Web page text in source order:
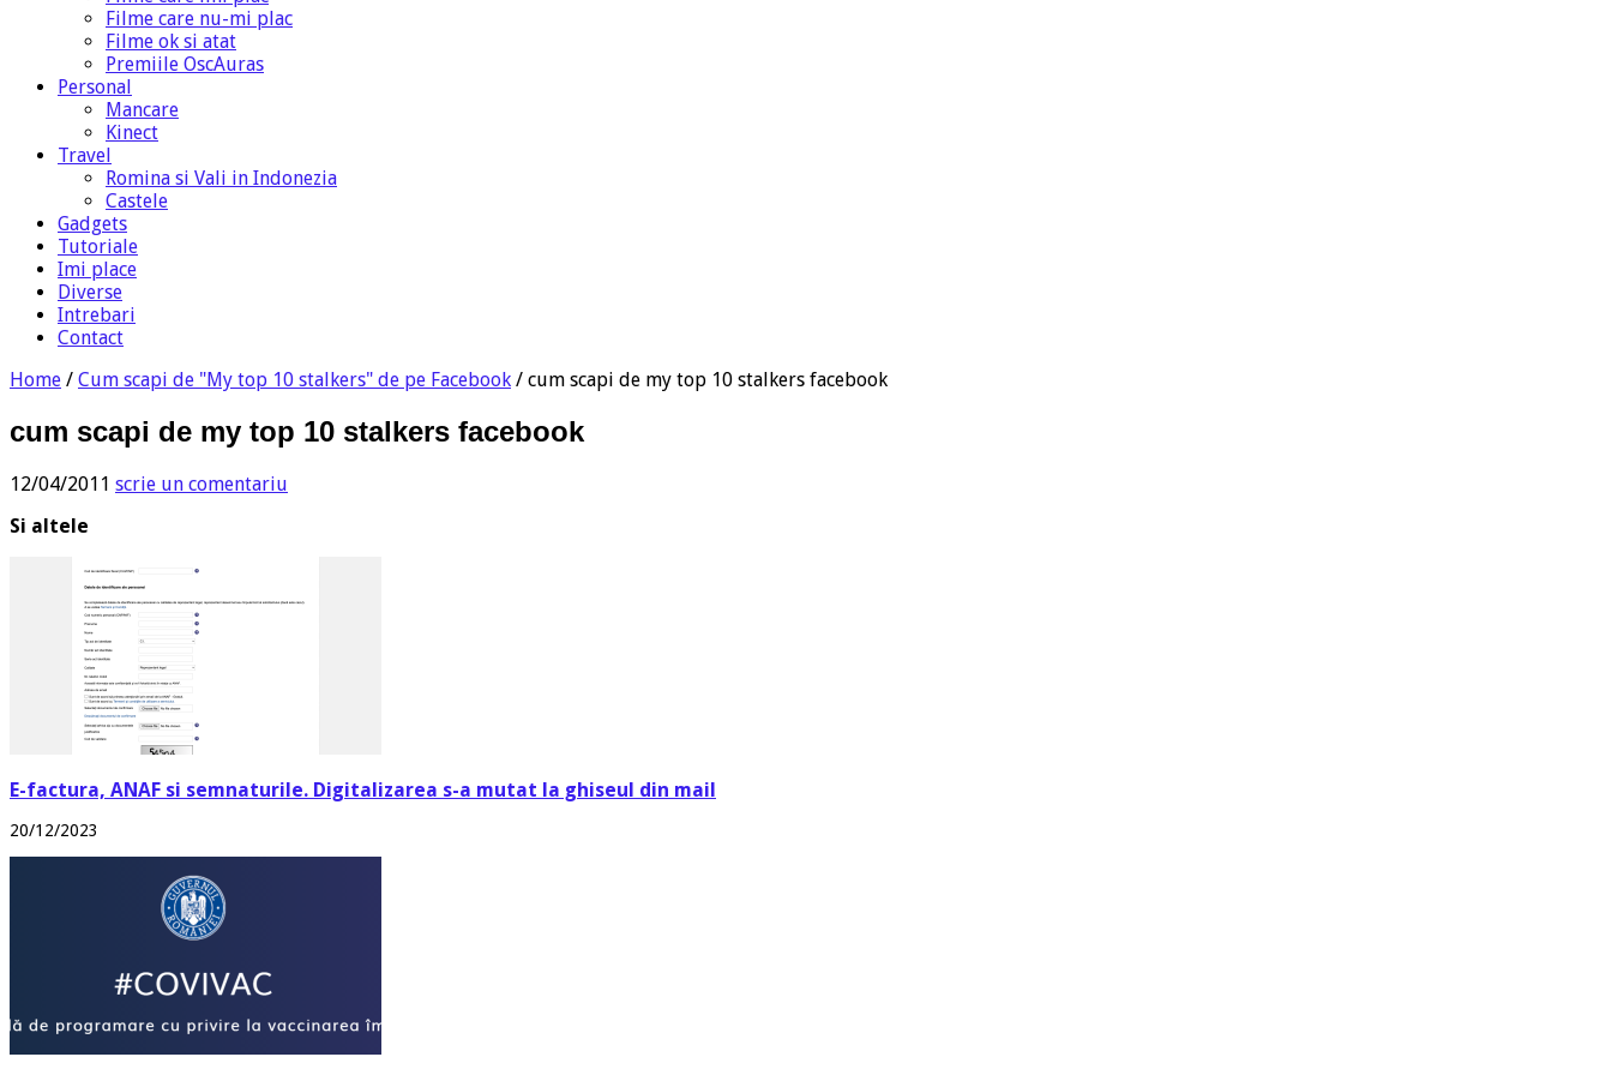
Filme care nu-mi plac
Filme ok si atat
Premiile OscAuras
Personal
Mancare
Kinect
Travel
Romina si Vali in Indonezia
Castele
Gadgets
Tutoriale
Imi place
Diverse
Intrebari
Contact
Home / Cum scapi de "My top 10 stalkers" de pe Facebook / cum scapi de my top 10 stalkers facebook
cum scapi de my top 10 stalkers facebook
12/04/2011 scrie un comentariu
Si altele
E-factura, ANAF si semnaturile. Digitalizarea s-a mutat la ghiseul din mail
20/12/2023